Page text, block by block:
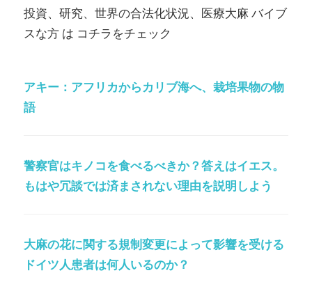
投資、研究、世界の合法化状況、医療大麻 バイブ
スな方 は コチラをチェック
アキー：アフリカからカリブ海へ、栽培果物の物
語
警察官はキノコを食べるべきか？答えはイエス。
もはや冗談では済まされない理由を説明しよう
大麻の花に関する規制変更によって影響を受ける
ドイツ人患者は何人いるのか？